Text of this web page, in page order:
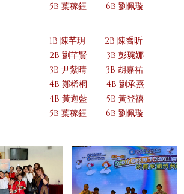
5B 葉稼鈺
6B 劉佩璇
1B 陳芊玥
2B 陳喬昕
2B 劉芊賢
3B 彭琬娜
3B 尹紫晴
3B 胡嘉祐
4B 鄭桸桐
4B 劉承熹
4B 黃迦藍
5B 黃登禧
5B 葉稼鈺
6B 劉佩璇